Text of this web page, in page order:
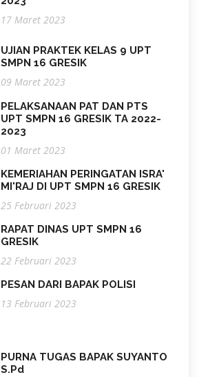
17 Maret 2023
UJIAN PRAKTEK KELAS 9 UPT
SMPN 16 GRESIK
09 Maret 2023
PELAKSANAAN PAT DAN PTS
UPT SMPN 16 GRESIK TA 2022-
2023
01 Maret 2023
KEMERIAHAN PERINGATAN ISRA'
MI'RAJ DI UPT SMPN 16 GRESIK
25 Februari 2023
RAPAT DINAS UPT SMPN 16
GRESIK
22 Februari 2023
PESAN DARI BAPAK POLISI
13 Februari 2023
PURNA TUGAS BAPAK SUYANTO
S.Pd